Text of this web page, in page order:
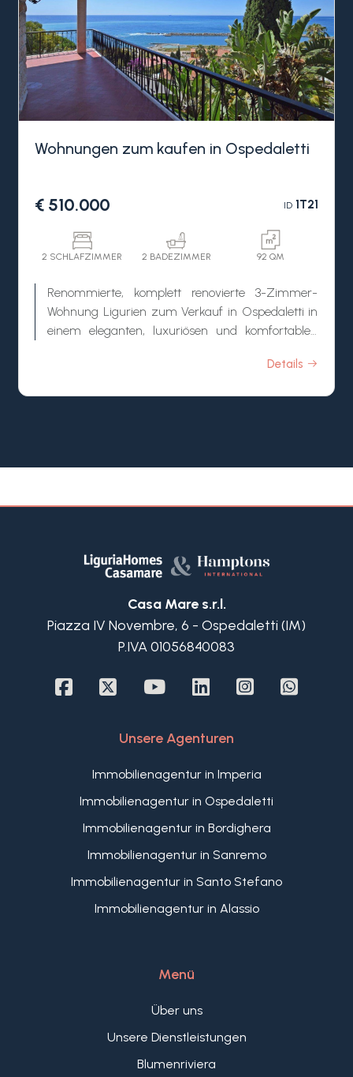
Wohnungen zum kaufen in Ospedaletti
€ 510.000 ID1T21
2 SCHLAFZIMMER 2 BADEZIMMER 92 QM
Renommierte, komplett renovierte 3-Zimmer-
Wohnung Ligurien zum Verkauf in Ospedaletti in
einem eleganten, luxuriösen und komfortablen
großem Swimmingpool, Sonnenschirmbereich
Garage runden das Angebot in Ospedaletti ab.
Der Wohnkomplex dieser zum Verkauf stehenden
Wohnung Ligurien in Ospedaletti verfügt über
Verweilen und Entspannen einladen.
Details
Casa Mare s.r.l.
Piazza IV Novembre, 6 - Ospedaletti (IM)
P.IVA 01056840083
Unsere Agenturen
Immobilienagentur in Imperia
Immobilienagentur in Ospedaletti
Immobilienagentur in Bordighera
Immobilienagentur in Sanremo
Immobilienagentur in Santo Stefano
Immobilienagentur in Alassio
Menü
Über uns
Unsere Dienstleistungen
Blumenriviera